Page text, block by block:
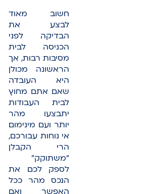
חשוב מאוד
לבצע את
הבדיקה לפני
הכניסה לבית
מסיבות רבות, אך
הראשונה מכולן
היא העובדה
שאם אתם מחוץ
לבית העבודות
יתבצעו מהר
יותר ועם מינימום
אי נוחות עבורכם,
הרי הקבלן
“משתוקק”
לספק לכם את
הנכס מהר ככל
האפשר ואם